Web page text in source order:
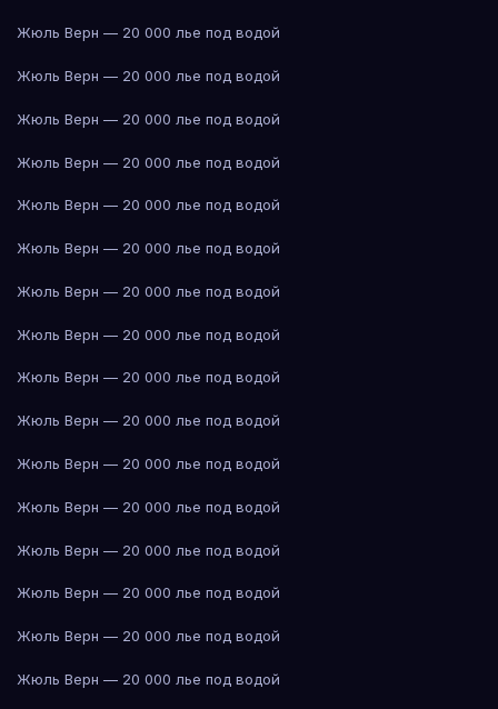
Жюль Верн — 20 000 лье под водой
Жюль Верн — 20 000 лье под водой
Жюль Верн — 20 000 лье под водой
Жюль Верн — 20 000 лье под водой
Жюль Верн — 20 000 лье под водой
Жюль Верн — 20 000 лье под водой
Жюль Верн — 20 000 лье под водой
Жюль Верн — 20 000 лье под водой
Жюль Верн — 20 000 лье под водой
Жюль Верн — 20 000 лье под водой
Жюль Верн — 20 000 лье под водой
Жюль Верн — 20 000 лье под водой
Жюль Верн — 20 000 лье под водой
Жюль Верн — 20 000 лье под водой
Жюль Верн — 20 000 лье под водой
Жюль Верн — 20 000 лье под водой